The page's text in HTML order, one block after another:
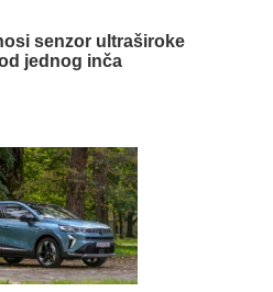
senzor ultraširoke
jednog inča